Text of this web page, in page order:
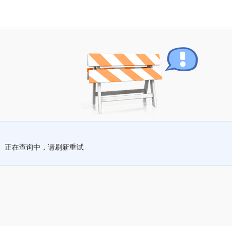
正在查询中，请刷新重试